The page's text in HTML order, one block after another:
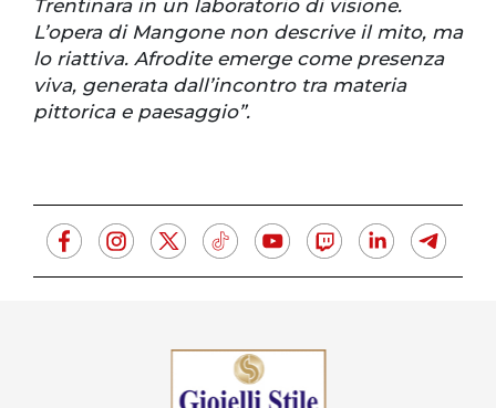
Trentinara in un laboratorio di visione.
L’opera di Mangone non descrive il mito, ma
lo riattiva. Afrodite emerge come presenza
viva, generata dall’incontro tra materia
pittorica e paesaggio”.